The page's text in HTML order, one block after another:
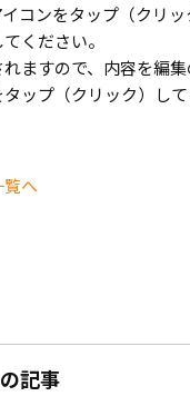
イコンをタップ（クリ
ください。
ますので、内容を編
タップ（クリック）して
へ
記事